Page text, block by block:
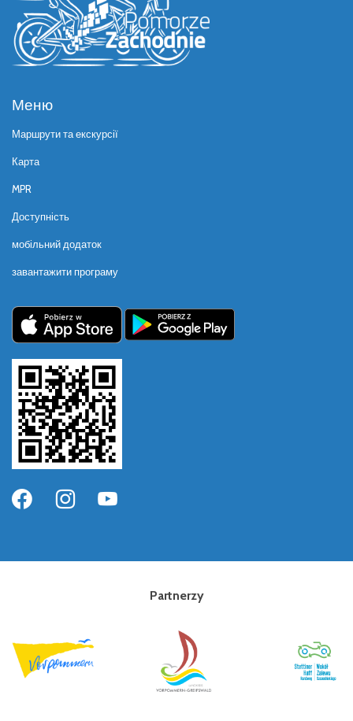
Меню
Маршрути та екскурсії
Карта
MPR
Доступність
мобільний додаток
завантажити програму
Partnerzy